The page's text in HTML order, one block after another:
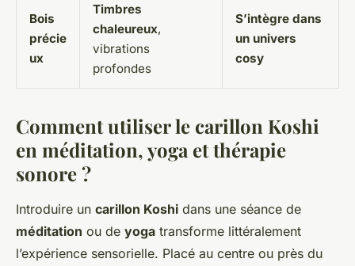
Bois
précie
ux
Timbres
chaleureux,
vibrations
profondes
S’intègre dans
un univers
cosy
Comment utiliser le carillon Koshi
en méditation, yoga et thérapie
sonore ?
Introduire un carillon Koshi dans une séance de
méditation ou de yoga transforme littéralement
l’expérience sensorielle. Placé au centre ou près du